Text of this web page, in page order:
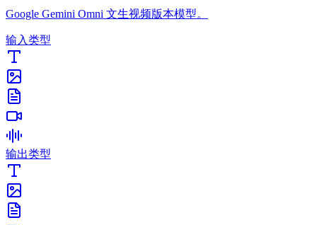
Google Gemini Omni 文生视频版本模型。
输入类型
输出类型